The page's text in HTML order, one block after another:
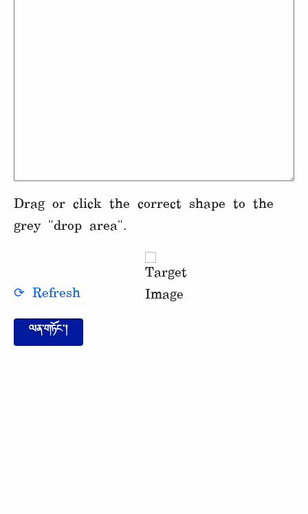
Drag or click the correct shape to the
grey "drop area".
⟳ Refresh